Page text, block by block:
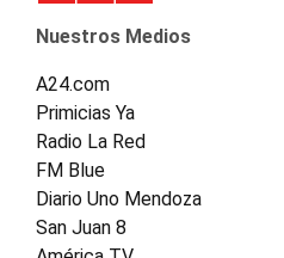
Nuestros Medios
A24.com
Primicias Ya
Radio La Red
FM Blue
Diario Uno Mendoza
San Juan 8